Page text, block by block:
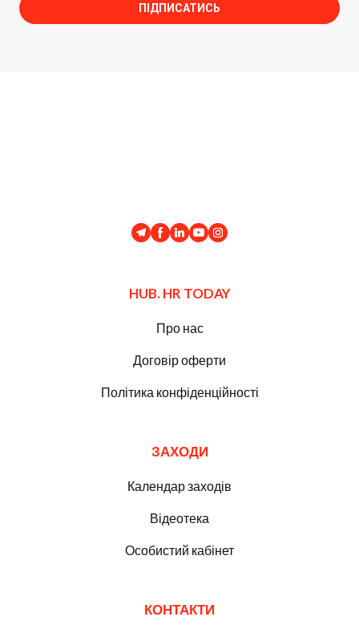
ПІДПИСАТИСЬ
HUB. HR TODAY
Про нас
Договір оферти
Політика конфіденційності
ЗАХОДИ
Календар заходів
Відеотека
Особистий кабінет
КОНТАКТИ